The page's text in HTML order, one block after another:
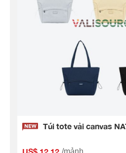
Túi tote vải canvas
/mảnh